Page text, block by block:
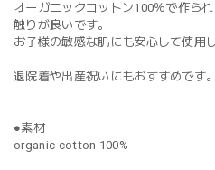
オーガニックコットン100％で作ら
触りが良いです。
お子様の敏感な肌にも安心して使用
退院着や出産祝いにもおすすめです。
●素材
organic cotton 100%